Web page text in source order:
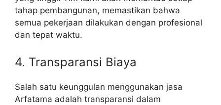
tahap pembangunan, memastikan bahwa
semua pekerjaan dilakukan dengan profesional
dan tepat waktu.
4. Transparansi Biaya
Salah satu keunggulan menggunakan jasa
Arfatama adalah transparansi dalam